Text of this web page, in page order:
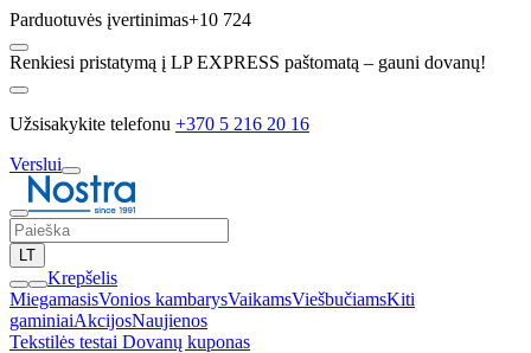
Parduotuvės įvertinimas+10 724
Renkiesi pristatymą į LP EXPRESS paštomatą – gauni dovanų!
Užsisakykite telefonu +370 5 216 20 16
Verslui
LT
Krepšelis
MiegamasisVonios kambarysVaikamsViešbučiamsKiti
gaminiaiAkcijosNaujienos
Tekstilės testai Dovanų kuponas